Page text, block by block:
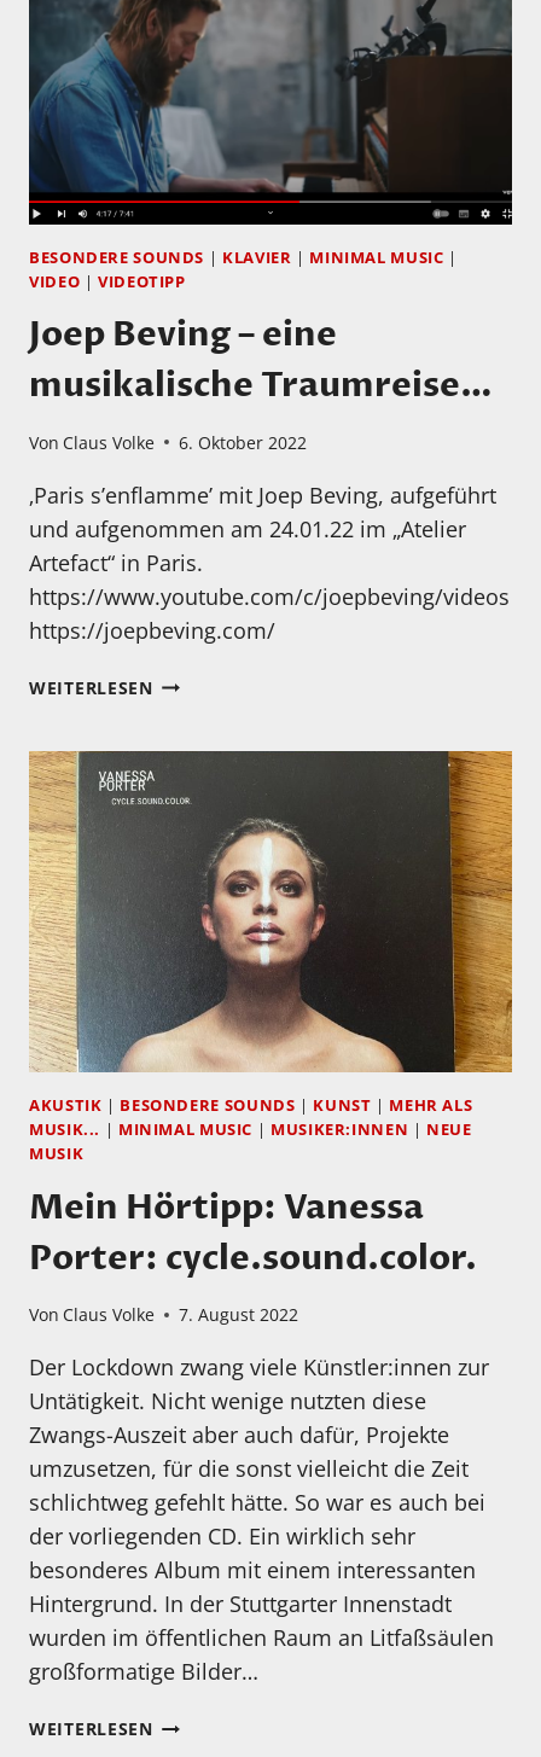
UND
HERAUSFORDERNDEN
ZEITEN…
BESONDERE SOUNDS | KLAVIER | MINIMAL MUSIC |
VIDEO |VIDEOTIPP
Joep Beving – eine
musikalische Traumreise…
Von Claus Volke 6. Oktober 2022
‚Paris s’enflamme’ mit Joep Beving, aufgeführt
und aufgenommen am 24.01.22 im „Atelier
Artefact“ in Paris.
https://www.youtube.com/c/joepbeving/videos
https://joepbeving.com/
WEITERLESENJOEP
MUSIKALISCHE
TRAUMREISE…
AKUSTIK | BESONDERE SOUNDS | KUNST | MEHR ALS
MUSIK... | MINIMAL MUSIC | MUSIKER:INNEN | NEUE
MUSIK
Mein Hörtipp: Vanessa
Porter: cycle.sound.color.
Von Claus Volke 7. August 2022
Der Lockdown zwang viele Künstler:innen zur
Untätigkeit. Nicht wenige nutzten diese
Zwangs-Auszeit aber auch dafür, Projekte
umzusetzen, für die sonst vielleicht die Zeit
schlichtweg gefehlt hätte. So war es auch bei
der vorliegenden CD. Ein wirklich sehr
besonderes Album mit einem interessanten
Hintergrund. In der Stuttgarter Innenstadt
wurden im öffentlichen Raum an Litfaßsäulen
großformatige Bilder…
WEITERLESENMEIN